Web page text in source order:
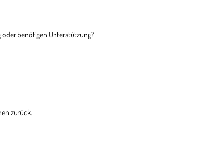
oder benötigen Unterstützung?
zurück.